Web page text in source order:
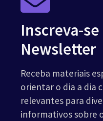
Inscreva-se
Newsletter
Receba materiais
orientar o dia a dia
relevantes para
informativos sobre